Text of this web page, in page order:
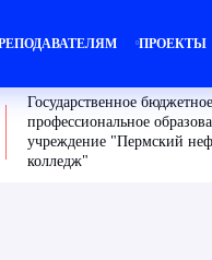
ПРОЕКТЫ
Государственное бюджетное
профессиональное
учреждение "Пермский
колледж"